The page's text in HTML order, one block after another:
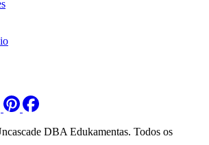
DBA Edukamentas. Todos os